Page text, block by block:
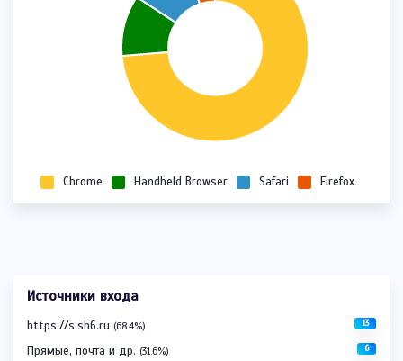
Chrome Handheld Browser Safari Firefox
Источники входа
https://s.sh6.ru (68.4%) 13
Прямые, почта и др. (31.6%) 6